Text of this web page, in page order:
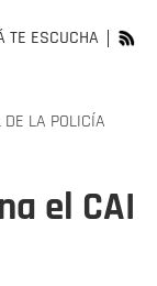
TE ESCUCHA
DE LA POLICÍA
el CAI